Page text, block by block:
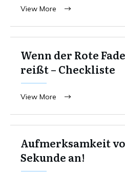
View More
Wenn der Rote
reißt – Checkliste
View More
Aufmerksamkeit
Sekunde an!